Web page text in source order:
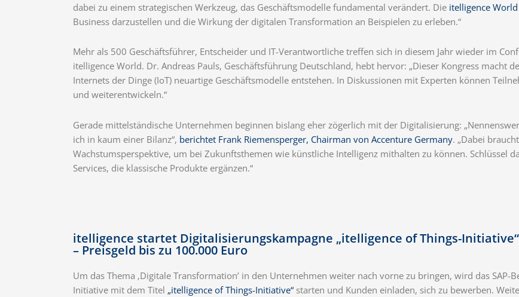
dabei zu einem strategischen Werkzeug, das Geschäftsmodelle fundamental verändert. Die itelligence World
Business darzustellen und die Wirkung der digitalen Transformation an Beispielen zu erleben.“
Mehr als 500 Geschäftsführer, Entscheider und IT-Verantwortliche treffen sich in diesem Jahr wieder im
itelligence World. Dr. Andreas Pauls, Geschäftsführung Deutschland, hebt hervor: „Dieser Kongress macht
Internets der Dinge (IoT) neuartige Geschäftsmodelle entstehen. In Diskussionen mit Experten können
und weiterentwickeln.“
Gerade mittelständische Unternehmen beginnen bislang eher zögerlich mit der Digitalisierung:
ich in kaum einer Bilanz“, berichtet Frank Riemensperger, Chairman von Accenture Germany. „Dabei
Wachstumsperspektive, um bei Zukunftsthemen wie künstliche Intelligenz mithalten zu können. Schlüssel
Services, die klassische Produkte ergänzen.“
itelligence startet Digitalisierungskampagne „itelligence of Things-Initiative“
– Preisgeld bis zu 100.000 Euro
Um das Thema ‚Digitale Transformation’ in den Unternehmen weiter nach vorne zu bringen, wird das
Initiative mit dem Titel „itelligence of Things-Initiative“ starten und Kunden einladen, sich zu bewerben.